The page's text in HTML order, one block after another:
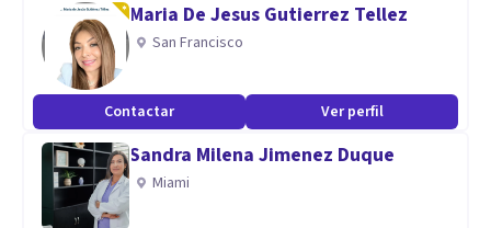
Maria De Jesus Gutierrez Tellez
San Francisco
Contactar Ver perfil
Sandra Milena Jimenez Duque
Miami